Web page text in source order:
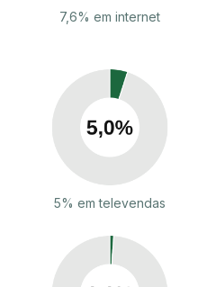
7,6% em internet
5% em televendas